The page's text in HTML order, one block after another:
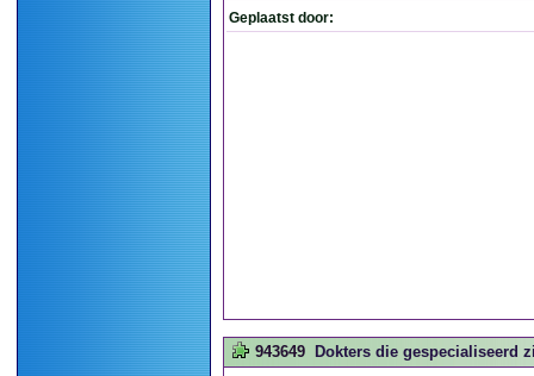
Geplaatst door:
943649 Dokters die gespecialiseerd